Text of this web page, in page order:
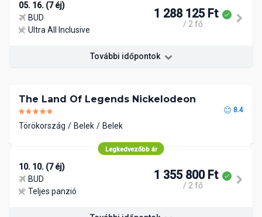
05. 16. (7 éj)
BUD
Ultra All Inclusive
1 288 125 Ft
/ 2 fő
További időpontok
The Land Of Legends Nickelodeon
8.4
Törökország Belek Belek
Legkedvezőbb ár
10. 10. (7 éj)
BUD
Teljes panzió
1 355 800 Ft
/ 2 fő